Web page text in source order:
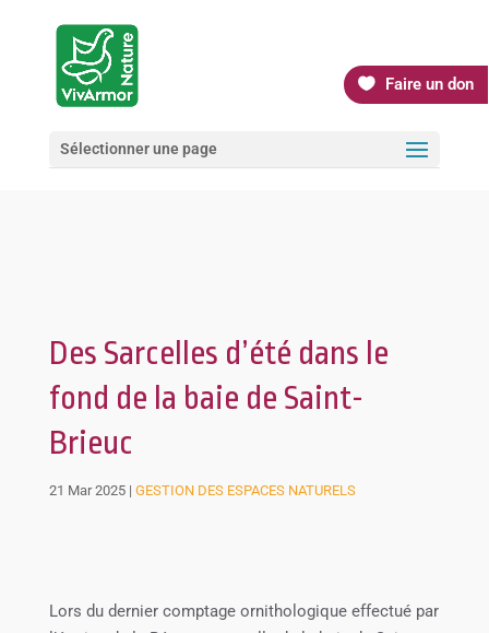
Faire un don
Sélectionner une page
Des Sarcelles d’été dans le
fond de la baie de Saint-
Brieuc
21 Mar 2025| GESTION DES ESPACES NATURELS
Lors du dernier comptage ornithologique effectué par